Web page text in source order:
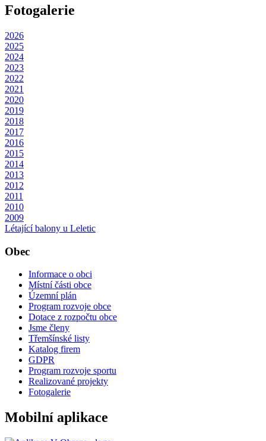
Fotogalerie
2026
2025
2024
2023
2022
2021
2020
2019
2018
2017
2016
2015
2014
2013
2012
2011
2010
2009
Létající balony u Leletic
Obec
Informace o obci
Místní části obce
Územní plán
Program rozvoje obce
Dotace z rozpočtu obce
Jsme členy
Třemšínské listy
Katalog firem
GDPR
Program rozvoje sportu
Realizované projekty
Fotogalerie
Mobilní aplikace